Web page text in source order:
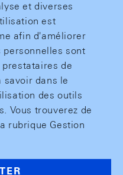
et diverses
est
afin d'améliorer
personnelles sont
de
savoir dans le
des outils
Vous trouverez de
rubrique Gestion